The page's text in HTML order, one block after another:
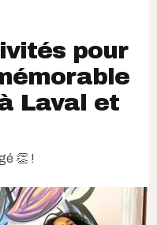
pour
Laval et
👏 !